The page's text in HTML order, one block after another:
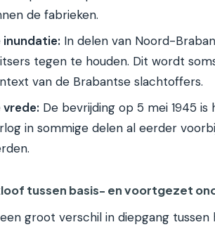
de fabrieken.
inundatie: In delen van Noord-
tegen te houden. Dit wordt
van de Brabantse slachtoffers.
vrede: De bevrijding op 5 mei 1945
in sommige delen al eerder
tussen basis- en voortgezet
groot verschil in diepgang